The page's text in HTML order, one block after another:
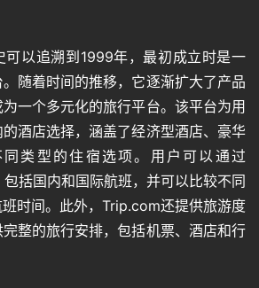
可以追溯到1999年，最初成立时是一
随着时间的推移，它逐渐扩大了产品
一个多元化的旅行平台。该平台为用
酒店选择，涵盖了经济型酒店、豪华
类型的住宿选项。用户可以通过
括国内和国际航班，并可以比较不同
时间。此外，Trip.com还提供旅游度
整的旅行安排，包括机票、酒店和行